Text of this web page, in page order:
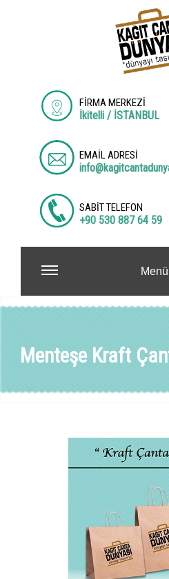
FİRMA MERKEZİ
İkitelli / İSTANBUL
EMAİL ADRESİ
SABİT TELEFON
+90 530 887 64 59
Menü
Menteşe Kraft